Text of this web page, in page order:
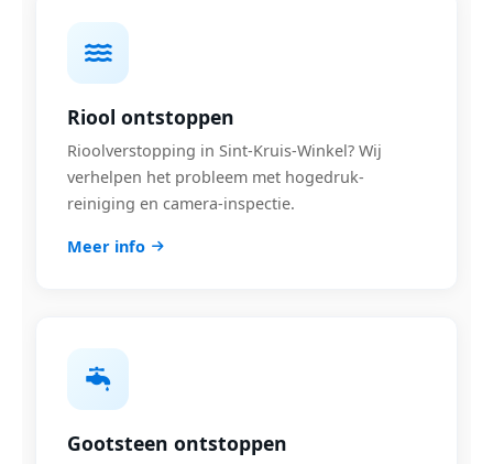
Riool ontstoppen
Rioolverstopping in Sint-Kruis-Winkel? Wij
verhelpen het probleem met hogedruk-
reiniging en camera-inspectie.
Meer info
Gootsteen ontstoppen